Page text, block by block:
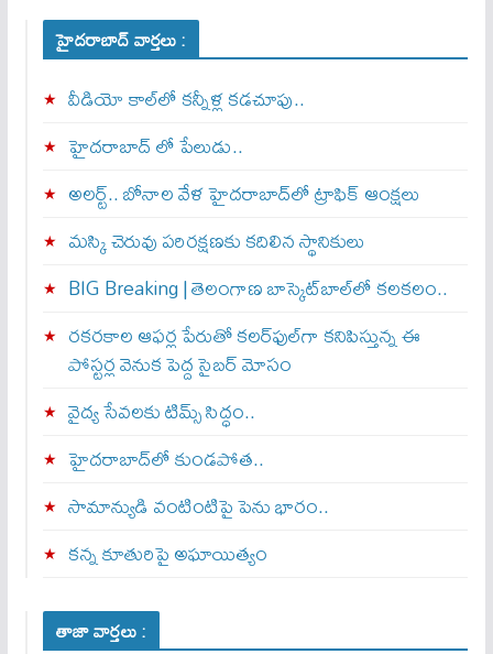
హైదరాబాద్ వార్తలు :
వీడియో కాల్‌లో కన్నీళ్ల కడచూపు..
హైదరాబాద్ లో పేలుడు..
అలర్ట్‌.. బోనాల వేళ హైదరాబాద్‌లో ట్రాఫిక్‌ ఆంక్షలు
మస్కి చెరువు పరిరక్షణకు కదిలిన స్థానికులు
BIG Breaking | తెలంగాణ బాస్కెట్‌బాల్‌లో కలకలం..
రకరకాల ఆఫర్ల పేరుతో కలర్‌ఫుల్‌గా కనిపిస్తున్న ఈ
పోస్టర్ల వెనుక పెద్ద సైబర్ మోసం
వైద్య సేవలకు టిమ్స్‌ సిద్ధం..
హైదరాబాద్‌లో కుండపోత..
సామాన్యుడి వంటింటిపై పెను భారం..
కన్న కూతురిపై అఘాయిత్యం
తాజా వార్తలు :